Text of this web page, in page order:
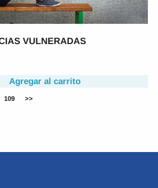
VULNERADAS
Agregar al carrito
109 >>